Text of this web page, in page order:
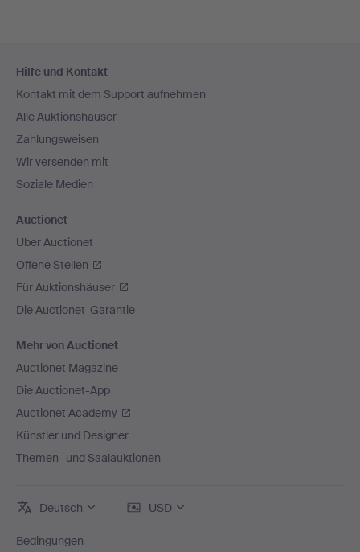
Navigation
Hilfe und Kontakt
Kontakt mit dem Support aufnehmen
Alle Auktionshäuser
Zahlungsweisen
Wir versenden mit
Soziale Medien
Auctionet
Über Auctionet
Offene Stellen
Für Auktionshäuser
Die Auctionet-Garantie
Mehr von Auctionet
Auctionet Magazine
Die Auctionet-App
Auctionet Academy
Künstler und Designer
Themen- und Saalauktionen
Deutsch USD
Bedingungen